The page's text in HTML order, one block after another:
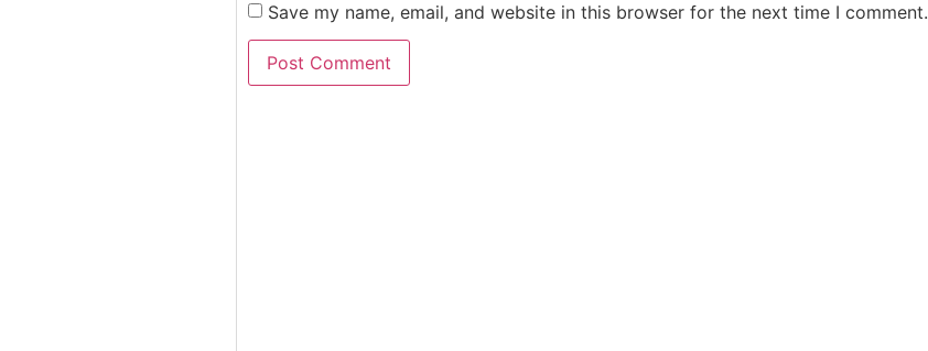
Save my name, email, and website in this browser for the next time I comment.